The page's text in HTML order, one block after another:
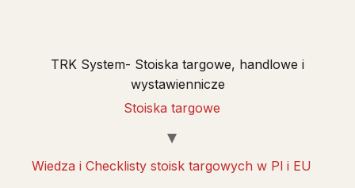
TRK System- Stoiska targowe, handlowe i
wystawiennicze
Stoiska targowe
Wiedza i Checklisty stoisk targowych w Pl i EU